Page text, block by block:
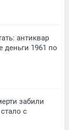
антиквар
деньги 1961 по
забили
с